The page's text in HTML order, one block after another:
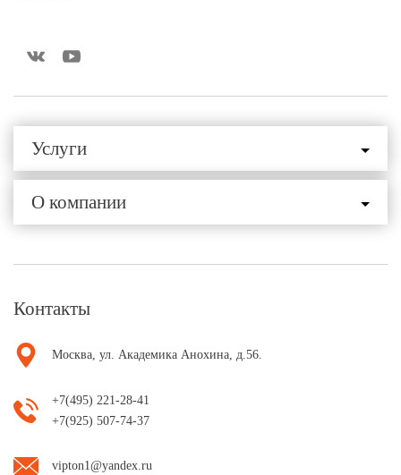
Услуги
О компании
Контакты
Москва, ул. Академика Анохина, д.56.
+7(495) 221-28-41
+7(925) 507-74-37
vipton1@yandex.ru